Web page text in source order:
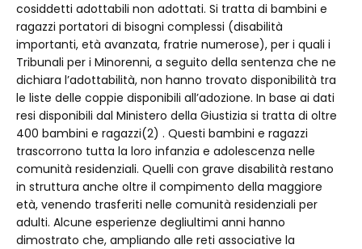
cosiddetti adottabili non adottati. Si tratta di bambini e
ragazzi portatori di bisogni complessi (disabilità
importanti, età avanzata, fratrie numerose), per i quali i
Tribunali per i Minorenni, a seguito della sentenza che ne
dichiara l’adottabilità, non hanno trovato disponibilità tra
le liste delle coppie disponibili all’adozione. In base ai dati
resi disponibili dal Ministero della Giustizia si tratta di oltre
400 bambini e ragazzi(2) . Questi bambini e ragazzi
trascorrono tutta la loro infanzia e adolescenza nelle
comunità residenziali. Quelli con grave disabilità restano
in struttura anche oltre il compimento della maggiore
età, venendo trasferiti nelle comunità residenziali per
adulti. Alcune esperienze degliultimi anni hanno
dimostrato che, ampliando alle reti associative la